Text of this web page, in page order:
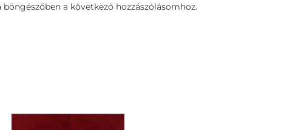
a következő hozzászólásomhoz.